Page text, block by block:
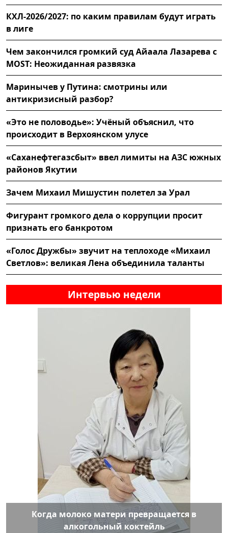
КХЛ-2026/2027: по каким правилам будут играть
в лиге
Чем закончился громкий суд Айаала Лазарева с
MOST: Неожиданная развязка
Маринычев у Путина: смотрины или
антикризисный разбор?
«Это не половодье»: Учёный объяснил, что
происходит в Верхоянском улусе
«Саханефтегазсбыт» ввел лимиты на АЗС южных
районов Якутии
Зачем Михаил Мишустин полетел за Урал
Фигурант громкого дела о коррупции просит
признать его банкротом
«Голос Дружбы» звучит на теплоходе «Михаил
Светлов»: великая Лена объединила таланты
Интервью недели
Когда молоко матери превращается в
алкогольный коктейль